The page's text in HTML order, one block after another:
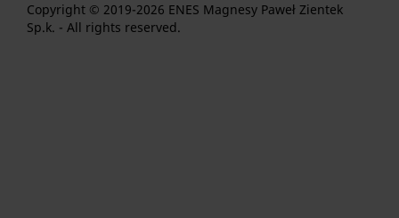
Copyright © 2019-2026 ENES Magnesy Paweł Zientek
Sp.k. - All rights reserved.